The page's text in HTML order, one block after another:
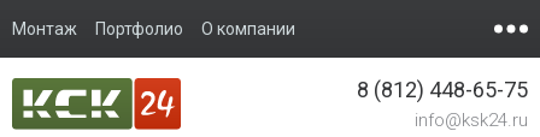
Монтаж Портфолио О компании
8 (812) 448-65-75
info@ksk24.ru